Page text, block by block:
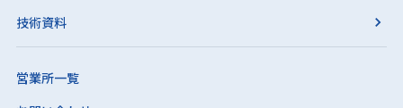
技術資料
営業所一覧